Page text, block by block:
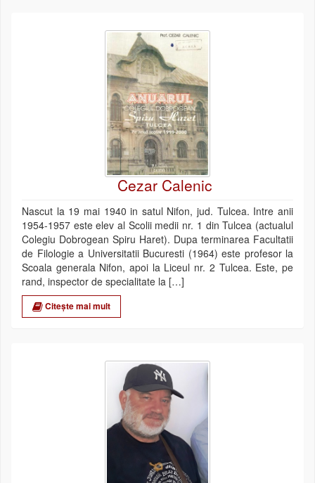
Cezar Calenic
Nascut la 19 mai 1940 in satul Nifon, jud. Tulcea. Intre anii
1954-1957 este elev al Scolii medii nr. 1 din Tulcea (actualul
Colegiu Dobrogean Spiru Haret). Dupa terminarea Facultatii
de Filologie a Universitatii Bucuresti (1964) este profesor la
Scoala generala Nifon, apoi la Liceul nr. 2 Tulcea. Este, pe
rand, inspector de specialitate la […]
Citește mai mult